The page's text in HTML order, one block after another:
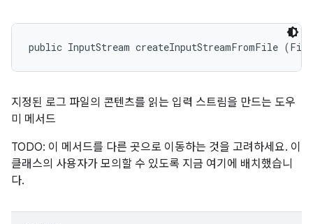
public InputStream createInputStreamFromFile
지정된 로그 파일의 콘텐츠를 읽는 입력 스트림을 만드는 도우
미 메서드
TODO: 이 메서드를 다른 곳으로 이동하는 것을 고려하세요. 이
클래스의 사용자가 모의할 수 있도록 지금 여기에 배치했습니
다.